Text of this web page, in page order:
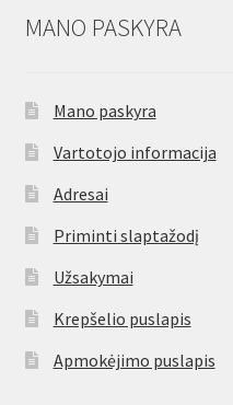
MANO PASKYRA
Mano paskyra
Vartotojo informacija
Adresai
Priminti slaptažodį
Užsakymai
Krepšelio puslapis
Apmokėjimo puslapis